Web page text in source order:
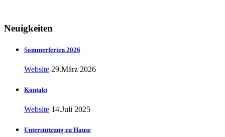
Neuigkeiten
Sommerferien 2026
Website 29.März 2026
Kontakt
Website 14.Juli 2025
Unterstützung zu Hause